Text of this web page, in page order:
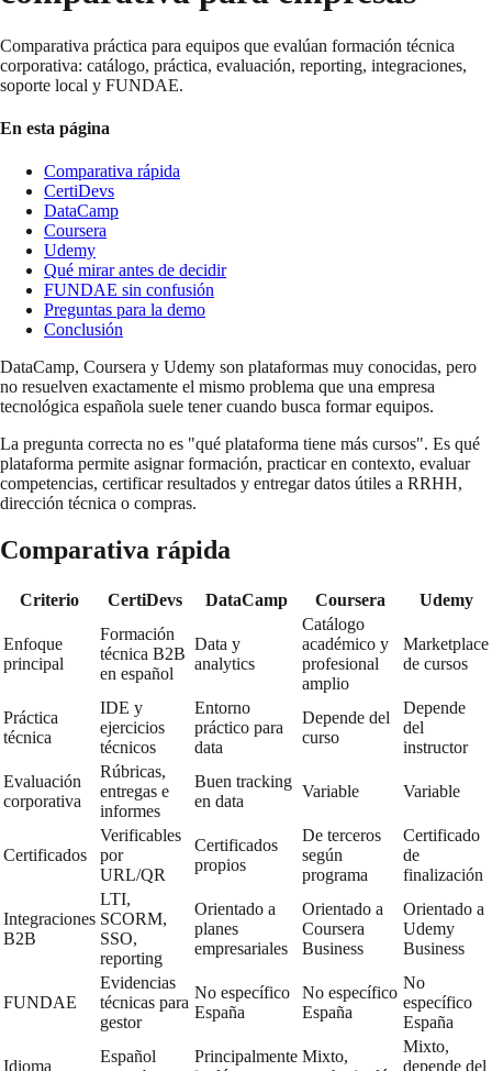
Comparativa práctica para equipos que evalúan formación técnica
corporativa: catálogo, práctica, evaluación, reporting, integraciones,
soporte local y FUNDAE.
En esta página
Comparativa rápida
CertiDevs
DataCamp
Coursera
Udemy
Qué mirar antes de decidir
FUNDAE sin confusión
Preguntas para la demo
Conclusión
DataCamp, Coursera y Udemy son plataformas muy conocidas, pero
no resuelven exactamente el mismo problema que una empresa
tecnológica española suele tener cuando busca formar equipos.
La pregunta correcta no es "qué plataforma tiene más cursos". Es qué
plataforma permite asignar formación, practicar en contexto, evaluar
competencias, certificar resultados y entregar datos útiles a RRHH,
dirección técnica o compras.
Comparativa rápida
Criterio CertiDevs DataCamp Coursera Udemy
Enfoque
principal
Formación
técnica B2B
en español
Data y
analytics
Catálogo
académico y
profesional
amplio
Marketplace
de cursos
Práctica
técnica
IDE y
ejercicios
técnicos
Entorno
práctico para
data
Depende del
curso
Depende
del
instructor
Evaluación
corporativa
Rúbricas,
entregas e
informes
Buen tracking
en data
Variable Variable
Certificados
Verificables
por
URL/QR
Certificados
propios
De terceros
según
programa
Certificado
de
finalización
Integraciones
B2B
LTI,
SCORM,
SSO,
reporting
Orientado a
planes
empresariales
Orientado a
Coursera
Business
Orientado a
Udemy
Business
FUNDAE
Evidencias
técnicas para
gestor
No específico
España
No específico
España
No
específico
España
Idioma
Español
Principalmente Mixto,
Mixto,
depende del